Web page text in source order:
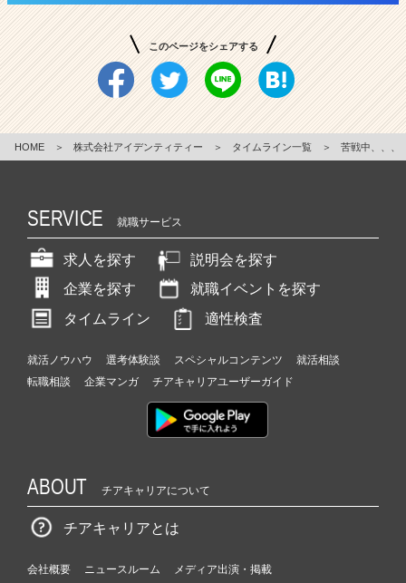
このページをシェアする
HOME ＞ 株式会社アイデンティティー ＞ タイムライン一覧 ＞ 苦戦中、、、
SERVICE 就職サービス
求人を探す
説明会を探す
企業を探す
就職イベントを探す
タイムライン
適性検査
就活ノウハウ 選考体験談 スペシャルコンテンツ
就活相談
転職相談
企業マンガ チアキャリアユーザーガイド
ABOUT チアキャリアについて
チアキャリアとは
会社概要 ニュースルーム
メディア出演・掲載